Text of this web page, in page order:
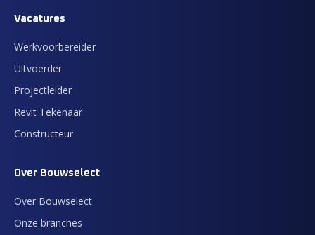
Vacatures
Werkvoorbereider
Uitvoerder
Projectleider
Revit Tekenaar
Constructeur
Over Bouwselect
Over Bouwselect
Onze branches